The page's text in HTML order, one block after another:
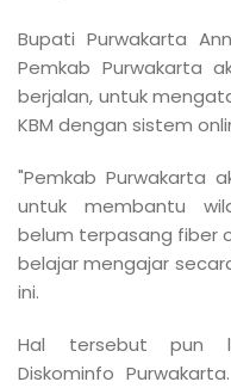
Bupati Purwakarta
Pemkab Purwakarta
berjalan, untuk
KBM dengan sistem
"Pemkab Purwakarta
untuk membantu
belum terpasang fiber
belajar mengajar
ini.
Hal tersebut pun
Diskominfo